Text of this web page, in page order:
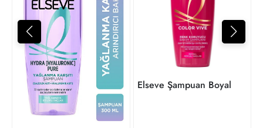
Elseve Şampuan Boyalı 300